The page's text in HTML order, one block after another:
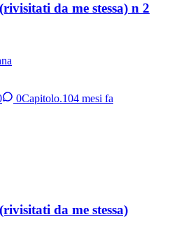
da me stessa) n 2
0Capitolo.104 mesi fa
da me stessa)